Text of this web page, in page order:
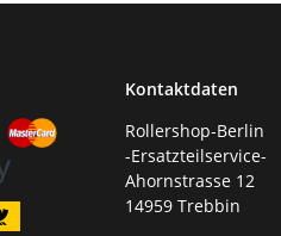
Kontaktdaten
Rollershop-Berlin
-Ersatzteilservice-
Ahornstrasse 12
14959 Trebbin